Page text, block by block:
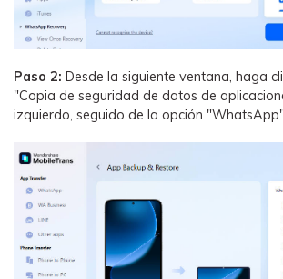
Paso 2: Desde la siguiente ventana, haga
"Copia de seguridad de datos de
izquierdo, seguido de la opción